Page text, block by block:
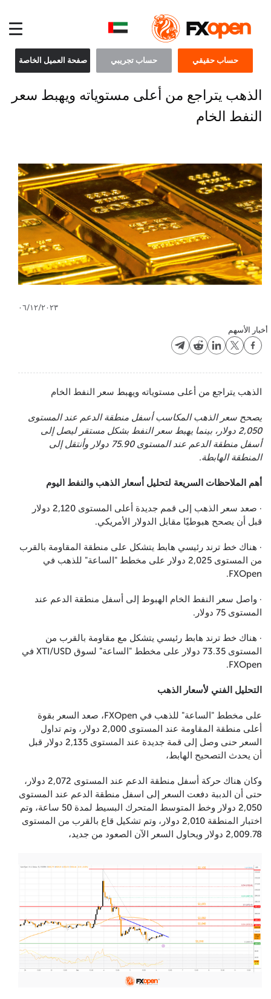
حساب حقيقي حساب تجريبي صفحة العميل الخاصة
الذهب يتراجع من أعلى مستوياته ويهبط سعر
النفط الخام
٠٦/١٢/٢٠٢٣
أخبار الأسهم
الذهب يتراجع من أعلى مستوياته ويهبط سعر النفط الخام
يصحح سعر الذهب المكاسب أسفل منطقة الدعم عند المستوى
2,050 دولار، بينما يهبط سعر النفط بشكل مستقر ليصل إلى
أسفل منطقة الدعم عند المستوى 75.90 دولار وأنتقل إلى
المنطقة الهابطة.
أهم الملاحظات السريعة لتحليل أسعار الذهب والنفط اليوم
· صعد سعر الذهب إلى قمم جديدة أعلى المستوى 2,120 دولار
قبل أن يصحح هبوطيًا مقابل الدولار الأمريكي.
· هناك خط ترند رئيسي هابط يتشكل على منطقة المقاومة بالقرب
من المستوى 2,025 دولار على مخطط "الساعة" للذهب في
FXOpen.
· واصل سعر النفط الخام الهبوط إلى أسفل منطقة الدعم عند
المستوى 75 دولار.
· هناك خط ترند هابط رئيسي يتشكل مع مقاومة بالقرب من
المستوى 73.35 دولار على مخطط "الساعة" لسوق XTI/USD في
FXOpen.
التحليل الفني لأسعار الذهب
على مخطط "الساعة" للذهب في FXOpen، صعد السعر بقوة
أعلى منطقة المقاومة عند المستوى 2,000 دولار، وتم تداول
السعر حنى وصل إلى قمة جديدة عند المستوى 2,135 دولار قبل
أن يحدث التصحيح الهابط،
وكان هناك حركة أسفل منطقة الدعم عند المستوى 2,072 دولار،
حتى أن الدببة دفعت السعر إلى اسفل منطقة الدعم عند المستوى
2,050 دولار وخط المتوسط المتحرك البسيط لمدة 50 ساعة، وتم
اختبار المنطقة 2,010 دولار، وتم تشكيل قاع بالقرب من المستوى
2,009.78 دولار ويحاول السعر الآن الصعود من جديد،